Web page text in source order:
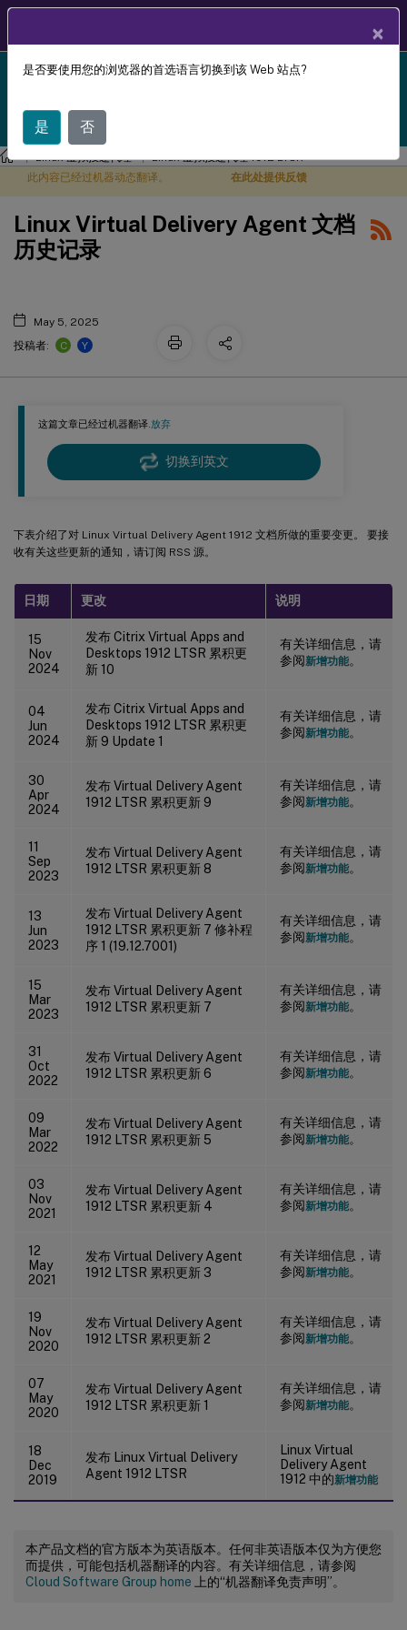
Linux Virtual Delivery Agent 1912 LTSR reached end-
upgrade to a newer version of Linux VDA.
Linux 虚拟投递代理 Linux 虚拟投递代理 1912 LTSR
这篇文章已经过机器翻译.放弃
切换到英文
下表介绍了对 Linux Virtual Delivery Agent 1912 文档所做的重要变更。 要接
收有关这些更新的通知，请订阅 RSS 源。
日期 更改 说明
15
Nov
2024
发布 Citrix Virtual Apps and
Desktops 1912 LTSR 累积更
新 10
有关详细信息，请
参阅新增功能。
04
Jun
2024
发布 Citrix Virtual Apps and
Desktops 1912 LTSR 累积更
新 9 Update 1
有关详细信息，请
参阅新增功能。
30
Apr
2024
发布 Virtual Delivery Agent
1912 LTSR 累积更新 9
有关详细信息，请
参阅新增功能。
11
Sep
2023
发布 Virtual Delivery Agent
1912 LTSR 累积更新 8
有关详细信息，请
参阅新增功能。
13
Jun
2023
发布 Virtual Delivery Agent
1912 LTSR 累积更新 7 修补程
序 1 (19.12.7001)
有关详细信息，请
参阅新增功能。
15
Mar
2023
发布 Virtual Delivery Agent
1912 LTSR 累积更新 7
有关详细信息，请
参阅新增功能。
31
Oct
2022
发布 Virtual Delivery Agent
1912 LTSR 累积更新 6
有关详细信息，请
参阅新增功能。
09
Mar
2022
发布 Virtual Delivery Agent
1912 LTSR 累积更新 5
有关详细信息，请
参阅新增功能。
03
Nov
2021
发布 Virtual Delivery Agent
1912 LTSR 累积更新 4
有关详细信息，请
参阅新增功能。
12
May
2021
发布 Virtual Delivery Agent
1912 LTSR 累积更新 3
有关详细信息，请
参阅新增功能。
19
Nov
2020
发布 Virtual Delivery Agent
1912 LTSR 累积更新 2
有关详细信息，请
参阅新增功能。
07
May
2020
发布 Virtual Delivery Agent
1912 LTSR 累积更新 1
有关详细信息，请
参阅新增功能。
18
Dec
2019
发布 Linux Virtual Delivery
Agent 1912 LTSR
Linux Virtual
Delivery Agent
1912 中的新增功能
本产品文档的官方版本为英语版本。任何非英语版本仅为方便您
而提供，可能包括机器翻译的内容。有关详细信息，请参阅
Cloud Software Group home 上的“机器翻译免责声明”。
此内容已经过机器动态翻译。 在此处提供反馈
Linux Virtual Delivery Agent 文档
历史记录
May 5, 2025
投稿者:
C Y
×
是否要使用您的浏览器的首选语言切换到该 Web 站点?
是 否